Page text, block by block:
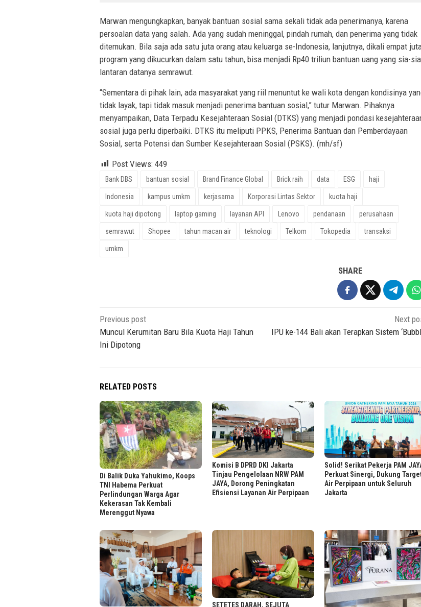
Marwan mengungkapkan, banyak bantuan sosial sama sekali tidak ada penerimanya, karena
persoalan data yang salah. Ada yang sudah meninggal, pindah rumah, dan penerima yang tidak
ditemukan. Bila saja ada satu juta orang atau keluarga se-Indonesia, lanjutnya, dikali empat
program yang dikucurkan dalam satu tahun, bisa menjadi Rp40 triliun bantuan uang yang sia-sia
lantaran datanya semrawut.
“Sementara di pihak lain, ada masyarakat yang riil menuntut ke wali kota dengan kondisinya
tidak layak, tapi tidak masuk menjadi penerima bantuan sosial,” tutur Marwan. Pihaknya
menyampaikan, Data Terpadu Kesejahteraan Sosial (DTKS) yang menjadi pondasi
sosial juga perlu diperbaiki. DTKS itu meliputi PPKS, Penerima Bantuan dan Pemberdayaan
Sosial, serta Potensi dan Sumber Kesejahteraan Sosial (PSKS). (mh/sf)
Post Views: 449
Bank DBS bantuan sosial Brand Finance Global Brick raih data ESG haji
Indonesia kampus umkm kerjasama Korporasi Lintas Sektor kuota haji
kuota haji dipotong laptop gaming layanan API Lenovo pendanaan perusahaan
semrawut Shopee tahun macan air teknologi Telkom Tokopedia transaksi
umkm
SHARE
Post
navigation
Previous post
Muncul Kerumitan Baru Bila Kuota Haji Tahun
Ini Dipotong
Next
IPU ke-144 Bali akan Terapkan Sistem
RELATED POSTS
Di Balik Duka Yahukimo, Koops
TNI Habema Perkuat
Perlindungan Warga Agar
Kekerasan Tak Kembali
Merenggut Nyawa
Komisi B DPRD DKI Jakarta
Tinjau Pengelolaan NRW PAM
JAYA, Dorong Peningkatan
Efisiensi Layanan Air Perpipaan
Solid! Serikat Pekerja PAM
Perkuat Sinergi, Dukung
Air Perpipaan untuk Seluruh
Jakarta
SETETES DARAH, SEJUTA